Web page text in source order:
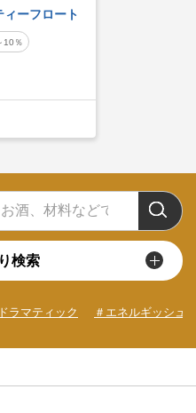
ーフロート
10％
検索
ラマティック ＃エネルギッシュ